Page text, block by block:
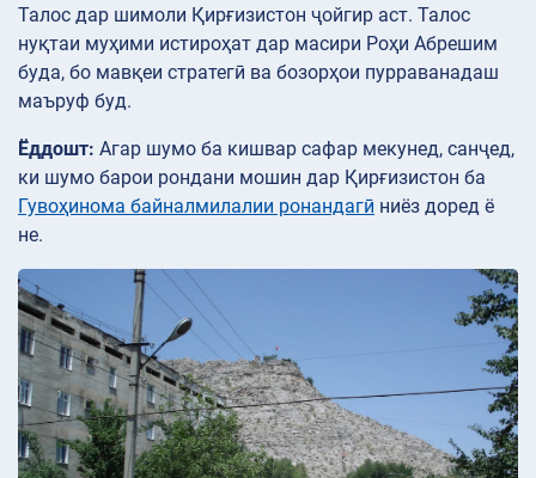
Талос дар шимоли Қирғизистон ҷойгир аст. Талос
нуқтаи муҳими истироҳат дар масири Роҳи Абрешим
буда, бо мавқеи стратегӣ ва бозорҳои пурраванадаш
маъруф буд.
Ёддошт: Агар шумо ба кишвар сафар мекунед, санҷед,
ки шумо барои рондани мошин дар Қирғизистон ба
Гувоҳинома байналмилалии ронандагӣ ниёз доред ё
не.